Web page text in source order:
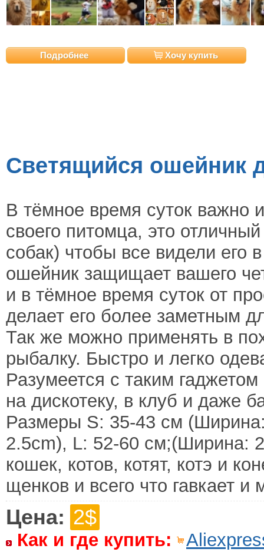
Подробнее Хочу купить
Светящийся ошейник
В тёмное время суток важно
своего питомца, это
собак) чтобы все видели его
ошейник защищает вашего
и в тёмное время суток от
делает его более заметным
Так же можно применять в
рыбалку. Быстро и легко
Разумеется с таким
на дискотеку, в клуб и даже
Размеры S: 35-43 см
2.5cm), L: 52-60 см;(Ширина:
кошек, котов, котят, котэ и
щенков и всего что гавкает и
Цена: 2$
Как и где купить: